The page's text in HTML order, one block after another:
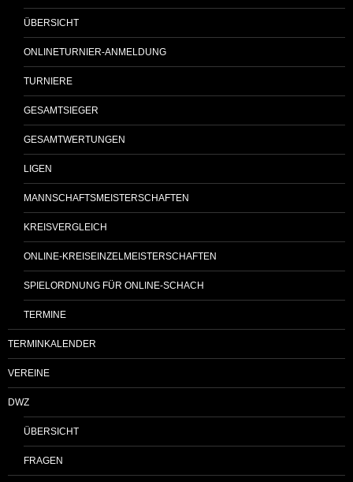
ÜBERSICHT
ONLINETURNIER-ANMELDUNG
TURNIERE
GESAMTSIEGER
GESAMTWERTUNGEN
LIGEN
MANNSCHAFTSMEISTERSCHAFTEN
KREISVERGLEICH
ONLINE-KREISEINZELMEISTERSCHAFTEN
SPIELORDNUNG FÜR ONLINE-SCHACH
TERMINE
TERMINKALENDER
VEREINE
DWZ
ÜBERSICHT
FRAGEN